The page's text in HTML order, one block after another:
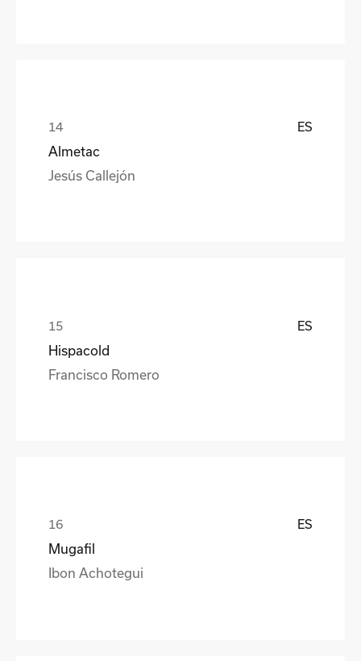
ES
Almetac
Jesús Callejón
ES
Hispacold
Francisco Romero
ES
Mugafil
Ibon Achotegui